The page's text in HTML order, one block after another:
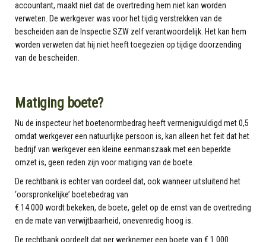
accountant, maakt niet dat de overtreding hem niet kan worden
verweten. De werkgever was voor het tijdig verstrekken van de
bescheiden aan de Inspectie SZW zelf verantwoordelijk. Het kan hem
worden verweten dat hij niet heeft toegezien op tijdige doorzending
van de bescheiden.
Matiging boete?
Nu de inspecteur het boetenormbedrag heeft vermenigvuldigd met 0,5
omdat werkgever een natuurlijke persoon is, kan alleen het feit dat het
bedrijf van werkgever een kleine eenmanszaak met een beperkte
omzet is, geen reden zijn voor matiging van de boete.
De rechtbank is echter van oordeel dat, ook wanneer uitsluitend het
‘oorspronkelijke’ boetebedrag van
€ 14.000 wordt bekeken, de boete, gelet op de ernst van de overtreding
en de mate van verwijtbaarheid, onevenredig hoog is.
De rechtbank oordeelt dat per werknemer een boete van € 1.000